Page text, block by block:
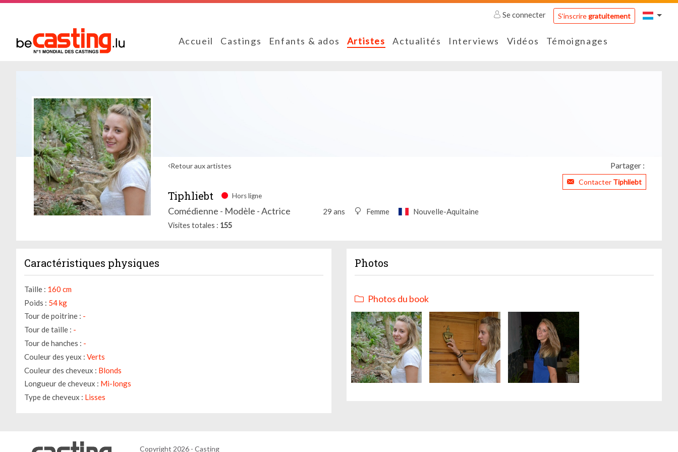
Se connecter S'inscriregratuitement
Accueil Castings Enfants & ados Artistes Actualités Interviews Vidéos Témoignages
Retour aux artistes Partager :
Contacter Tiphliebt
Tiphliebt Hors ligne
Comédienne - Modèle - Actrice 29 ans Femme Nouvelle-Aquitaine
Visites totales 155
Caractéristiques physiques
Taille : 160 cm
Poids : 54 kg
Tour de poitrine : -
Tour de taille : -
Tour de hanches : -
Couleur des yeux : Verts
Couleur des cheveux : Blonds
Longueur de cheveux : Mi-longs
Type de cheveux : Lisses
Photos
Photos du book
Copyright 2026 - Casting